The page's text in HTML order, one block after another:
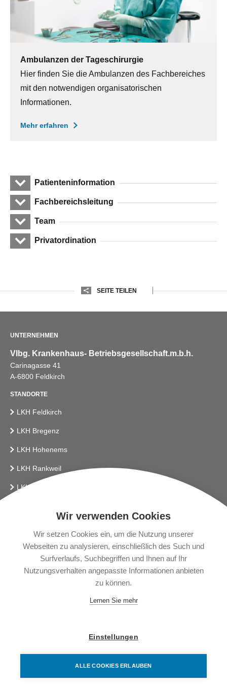
Wir verwenden Cookies
Wir setzen Cookies ein, um die Nutzung unserer
Webseiten zu analysieren, einschließlich des Such und
Surfverlaufs, Suchbegriffen und Ihnen auf Ihr
Nutzungsverhalten angepasste Informationen anbieten
zu können.
Lernen Sie mehr
Einstellungen
ALLE COOKIES ERLAUBEN
Ambulanzen der Tageschirurgie
Hier finden Sie die Ambulanzen des Fachbereiches
mit den notwendigen organisatorischen
Informationen.
Mehr erfahren
Patienteninformation
Fachbereichsleitung
Team
Privatordination
SEITE TEILEN
UNTERNEHMEN
Vlbg. Krankenhaus- Betriebsgesellschaft.m.b.h.
Carinagasse 41
A-6800 Feldkirch
STANDORTE
LKH Feldkirch
LKH Bregenz
LKH Hohenems
LKH Rankweil
LKH Bludenz
Presse
Gendering
Barrierefreiheitserklärung